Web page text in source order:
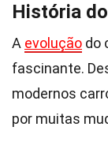
História
A evolução do
fascinante.
modernos
por muitas